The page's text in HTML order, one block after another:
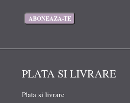
PLATA SI LIVRARE
Plata si livrare